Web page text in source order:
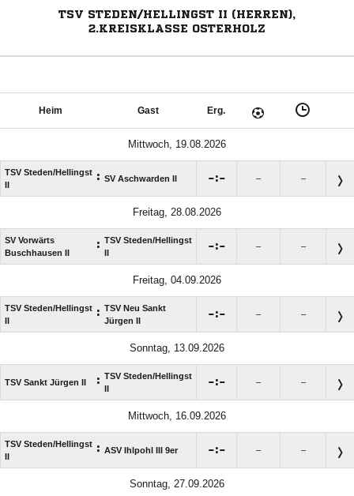
TSV STEDEN/HELLINGST II (HERREN),
2.KREISKLASSE OSTERHOLZ
Heim Gast Erg.
Mittwoch, 19.08.2026
TSV Steden/​Hellingst
II
: SV Aschwarden II : – –
Freitag, 28.08.2026
SV Vorwärts
Buschhausen II
: TSV Steden/​Hellingst
II
: – –
Freitag, 04.09.2026
TSV Steden/​Hellingst
II
: TSV Neu Sankt
Jürgen II
: – –
Sonntag, 13.09.2026
TSV Sankt Jürgen II : TSV Steden/​Hellingst
II
: – –
Mittwoch, 16.09.2026
TSV Steden/​Hellingst
II
: ASV Ihlpohl III 9er : – –
Sonntag, 27.09.2026